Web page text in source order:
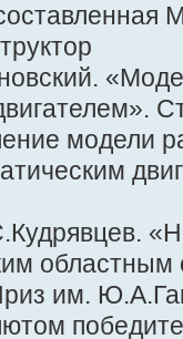
модели
областным
им.